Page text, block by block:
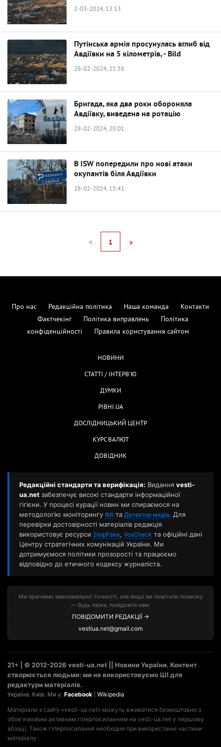
2-03-2024, 13:13
Путінська армія просунулась вглиб від
Авдіївки на 5 кілометрів, - Bild
28-02-2024, 21:58
Бригада, яка два роки обороняла
Авдіївку, виведена на ротацію
28-02-2024, 20:01
В ISW попередили про нові атаки
окупантів біля Авдіївки
28-02-2024, 15:41
< 1 >
Про нас Редакційна політика Наша команда
Контакти
Фактчекінг
Політика виправлень
Політика
конфіденційності
Правила користування сайтом
НОВИНИ
СТАТТІ / ІНТЕРВ'Ю
ДУМКИ
РІВНІ.UA
ДОСЛІДНИЦЬКИЙ ЦЕНТР
КУРС ВАЛЮТ
ДОВІДНИК
Редакційні стандарти та верифікація: Видання vesti-
ua.net забезпечує високі стандарти інформаційної
гігієни. У процесі курації новин ми спираємося на
методологію моніторингу ІМІ та Детектор медіа. Для
перевірки достовірності матеріалів редакція
використовує ресурси StopFake, VoxCheck та офіційні дані
Центру стратегічних комунікацій України. Ми
дотримуємося політики прозорості та працюємо
відповідно до етичного кодексу журналіста.
Ми прагнемо максимальної точності, але якщо ви помітили помилку
— будь ласка, повідомте нам:
ПОВІДОМИТИ РЕДАКЦІЇ →
vestiua.net@gmail.com
21+ | © 2012-2026 vesti-ua.net || Новини України. Контент
створюється людьми: ми не використовуємо ШІ для
редактури матеріалів.
Україна. Київ. Ми у: Facebook Wikipedia
Матеріали з сайту «vesti-ua.net» можуть вживатися безкоштовно з
обов'язковим активним гіперпосиланням на vesti-ua.net у першому
абзаці. Також гіперпосилання необхідне при використанні частини
матеріалу.